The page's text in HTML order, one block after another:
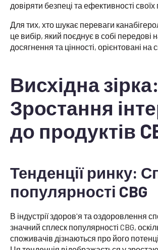
довіряти безпеці та ефективності
Для тих, хто шукає переваги
це вибір, який поєднує в собі передові
досягнення та цінності, орієнтовані на
Висхідна зірка:
Зростання
до продуктів
Тенденції ринку:
популярності CBG
В індустрії здоров'я та оздоровлення
значний сплеск популярності CBG,
споживачів дізнаються про його